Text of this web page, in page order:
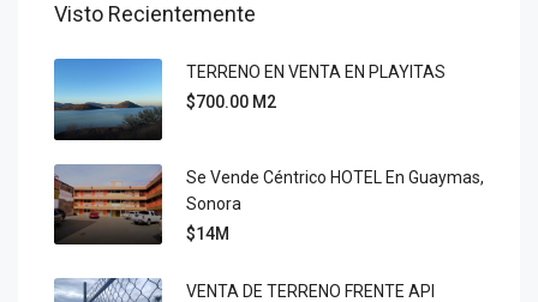
Visto Recientemente
TERRENO EN VENTA EN PLAYITAS
$700.00 M2
Se Vende Céntrico HOTEL En Guaymas,
Sonora
$14M
VENTA DE TERRENO FRENTE API